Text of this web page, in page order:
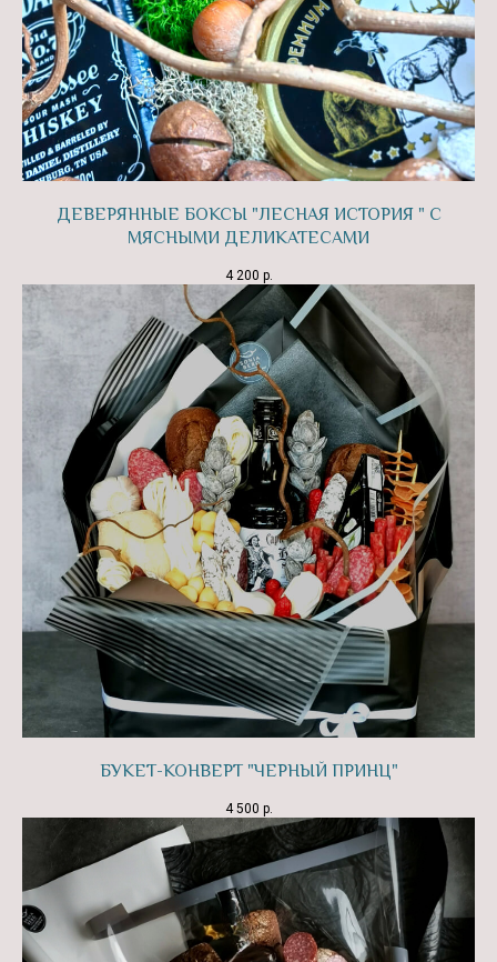
ДЕВЕРЯННЫЕ БОКСЫ "ЛЕСНАЯ ИСТОРИЯ " С
МЯСНЫМИ ДЕЛИКАТЕСАМИ
4 200 р.
БУКЕТ-КОНВЕРТ "ЧЕРНЫЙ ПРИНЦ"
4 500 р.